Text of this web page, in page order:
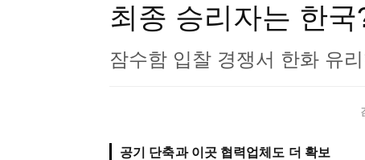
최종 승리자는 한
잠수함 입찰 경쟁서 한화 유
공기 단축과 이곳 협력업체도 더 확보